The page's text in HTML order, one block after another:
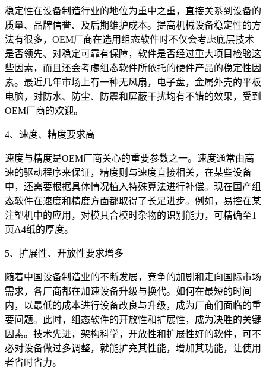
稳定性在设备制造行业的地位为重中之重，直接关系到设备的
质量、品牌信誉、及后期维护成本。提高机械设备稳定性的方
法有很多，OEM厂商在选用组态软件时不仅会考虑底层技术
是否领先、对稳定可靠有保障，软件是否经过重大项目检验这
些因素，而且还会考虑组态软件所依托的硬件产品的稳定性因
素。最近几年市场上有一种无风扇，电子盘，金属外壳的平板
电脑，对防水、防尘、防震和屏蔽干扰均有不错的效果，受到
OEM厂商的欢迎。
4、速度、精度要求高
速度与精度是OEM厂商关心的重要参数之一。速度通常由高
速的驱动程序来保证，精度则与速度直接相关，在某些设备
中，还需要根据具体情况植入特殊算法进行补偿。现在国产组
态软件在速度和精度方面都取得了长足进步。例如，易控在某
注塑机中的应用，对模具合模时杂物的识别能力，可精确至1
页A4纸的厚度。
5、扩展性、开放性要求增多
随着中国设备制造业的不断发展，竞争的加剧和走向国际市场
需求，各厂商都在加速设备升级与换代。如何在最短的时间
内，以最低的成本进行设备改良与升级，成为厂商们面临的重
要问题。此时，组态软件的开放性和扩展性，成为决胜的关键
因素。技术先进，架构科学，开放性和扩展性好的软件，可不
必对设备做过多调整，就能扩充其性能，增加其功能，让使用
者省时省力。